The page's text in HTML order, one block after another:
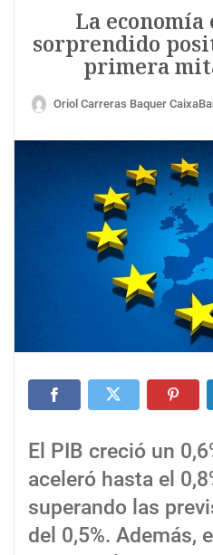
La economía
sorprendido
primera
El PIB creció un
aceleró hasta el
superando las
del 0,5%. Además,